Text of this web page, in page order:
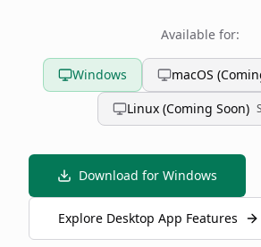
Available for:
Windows macOS
Linux (Coming Soon)
Download for Windows
Explore Desktop App Features